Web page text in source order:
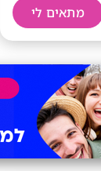
מתאים לי